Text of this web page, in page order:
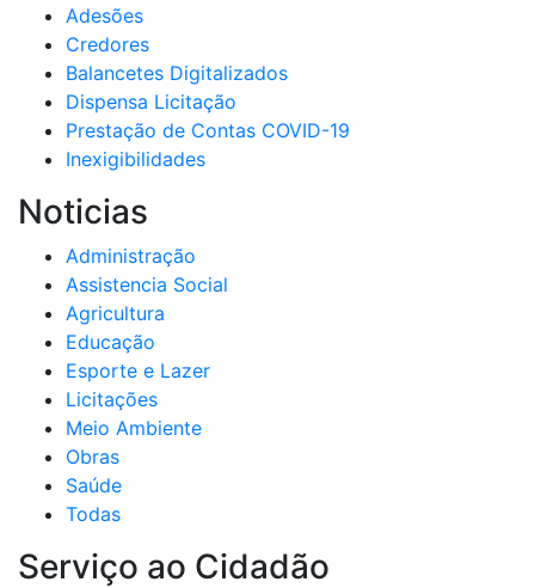
Adesões
Credores
Balancetes Digitalizados
Dispensa Licitação
Prestação de Contas COVID-19
Inexigibilidades
Noticias
Administração
Assistencia Social
Agricultura
Educação
Esporte e Lazer
Licitações
Meio Ambiente
Obras
Saúde
Todas
Serviço ao Cidadão